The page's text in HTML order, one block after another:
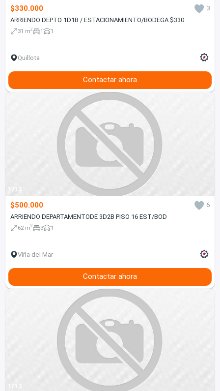
$330.000
3
ARRIENDO DEPTO 1D1B / ESTACIONAMIENTO/BODEGA $330
31 m2 1 1
Quillota
Contactar ahora
1/13
$500.000
6
ARRIENDO DEPARTAMENTODE 3D2B PISO 16 EST/BOD
62 m2 3 1
Viña del Mar
Contactar ahora
1/13